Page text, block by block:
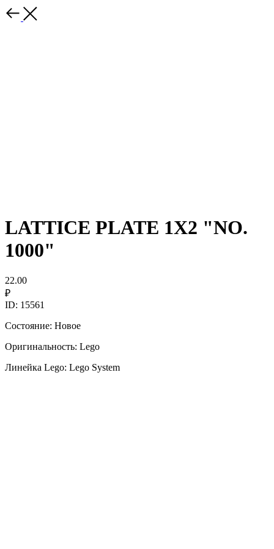
LATTICE PLATE 1X2 "NO.
1000"
22.00
₽
ID: 15561
Состояние: Новое
Оригинальность: Lego
Линейка Lego: Lego System